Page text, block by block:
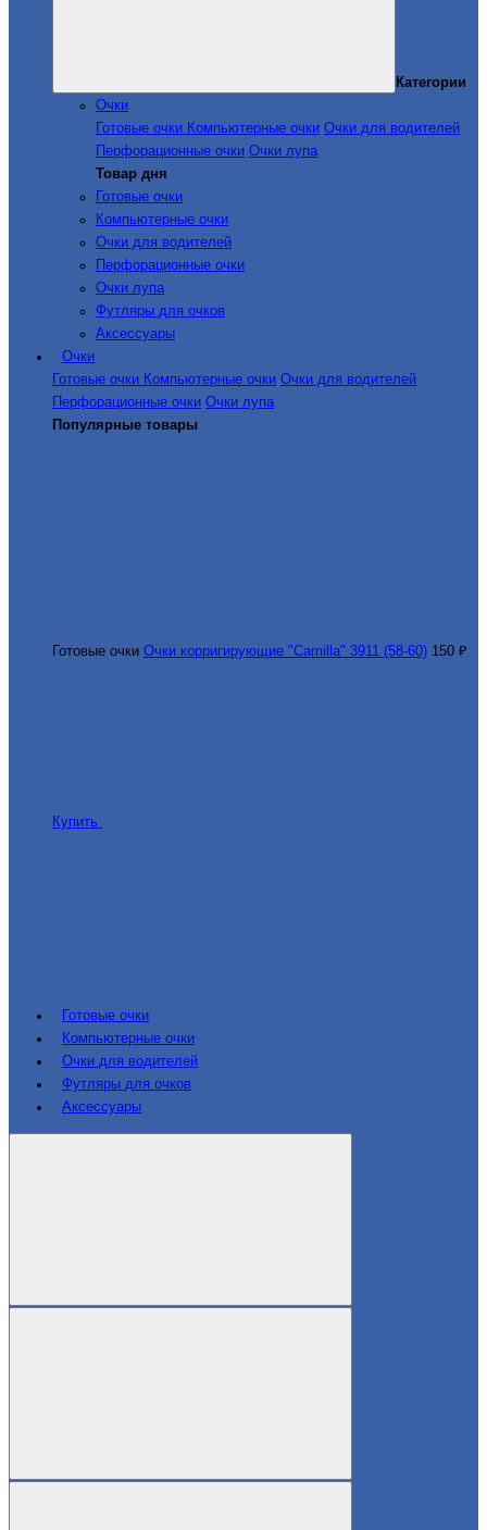
Категории
Очки
Готовые очки Компьютерные очки Очки для водителей
Перфорационные очки Очки лупа
Товар дня
Готовые очки
Компьютерные очки
Очки для водителей
Перфорационные очки
Очки лупа
Футляры для очков
Аксессуары
Очки
Готовые очки Компьютерные очки Очки для водителей
Перфорационные очки Очки лупа
Популярные товары
Готовые очки Очки корригирующие "Camilla" 3911 (58-60) 150 ₽
Купить
Готовые очки
Компьютерные очки
Очки для водителей
Футляры для очков
Аксессуары